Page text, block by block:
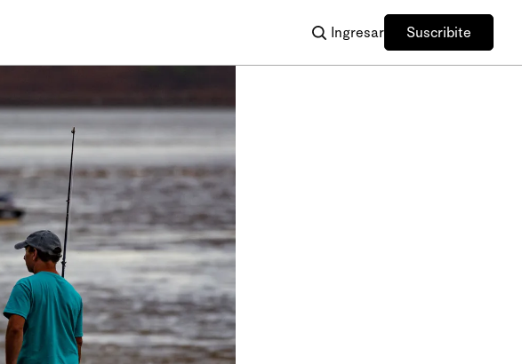
Ingresar Suscribite